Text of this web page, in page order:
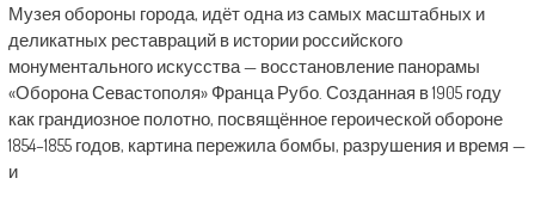
Музея обороны города, идёт одна из самых масштабных и
деликатных реставраций в истории российского
монументального искусства — восстановление панорамы
«Оборона Севастополя» Франца Рубо. Созданная в 1905 году
как грандиозное полотно, посвящённое героической обороне
1854–1855 годов, картина пережила бомбы, разрушения и время —
и